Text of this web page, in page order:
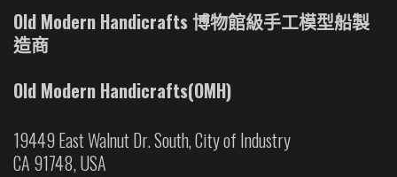
Old Modern Handicrafts 博物館級手工模型船製
造商
Old Modern Handicrafts(OMH)
19449 East Walnut Dr. South, City of Industry
CA 91748, USA